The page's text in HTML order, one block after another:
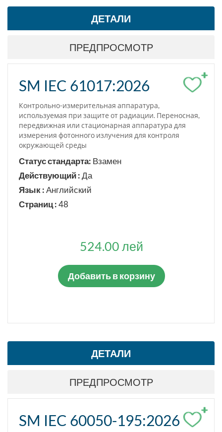
Заменен
Отменен в части
Отменён
Заменен в части
ЯЗЫК СТАНДАРТА
Румынский
Русский
Английский
Французский
ДЕТАЛИ
ПРЕДПРОСМОТР
+
SM IEC 61017:2026
Контрольно-измерительная аппаратура,
используемая при защите от радиации. Переносная,
передвижная или стационарная аппаратура для
измерения фотонного излучения для контроля
окружающей среды
Статус стандарта: Взамен
Действующий :Да
Язык :Английский
Страниц :48
524.00 лей
Добавить в корзину
ДЕТАЛИ
ПРЕДПРОСМОТР
+
SM IEC 60050-195:2026